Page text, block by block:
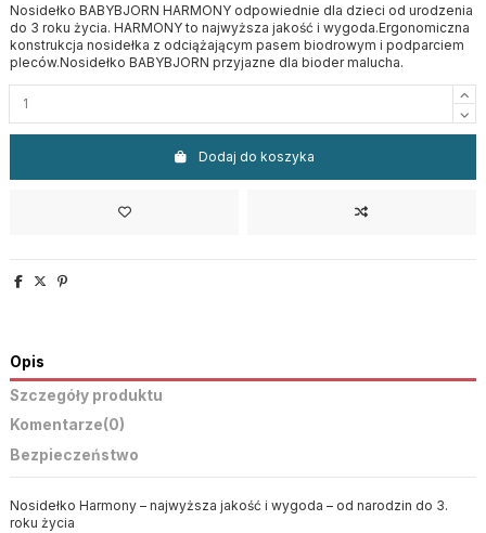
Nosidełko BABYBJORN HARMONY odpowiednie dla dzieci od urodzenia
do 3 roku życia. HARMONY to najwyższa jakość i wygoda.Ergonomiczna
konstrukcja nosidełka z odciążającym pasem biodrowym i podparciem
pleców.Nosidełko BABYBJORN przyjazne dla bioder malucha.
Dodaj do koszyka
Opis
Szczegóły produktu
Komentarze(0)
Bezpieczeństwo
Nosidełko Harmony – najwyższa jakość i wygoda – od narodzin do 3.
roku życia